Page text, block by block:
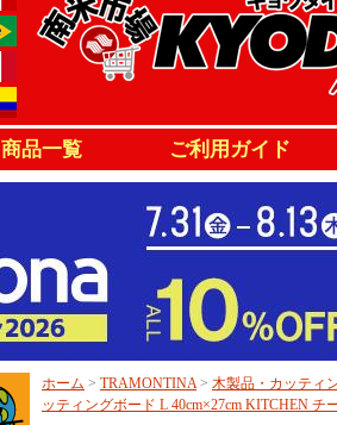
商品一覧 ご利用ガイド
ホーム > TRAMONTINA> 木製品・カッティ
ッティングボード L 40cm×27cm KITCHEN チ